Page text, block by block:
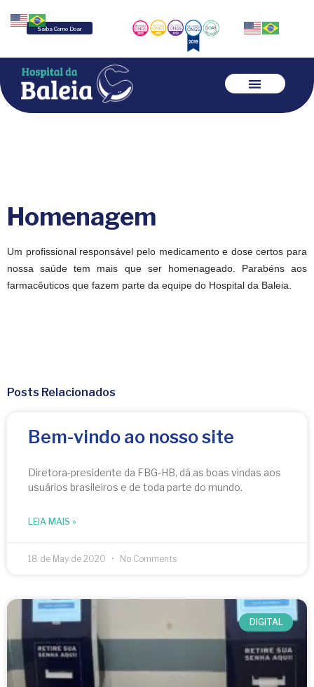
Saiba Como Doar
Homenagem
Um profissional responsável pelo medicamento e dose certos para
nossa saúde tem mais que ser homenageado. Parabéns aos
farmacêuticos que fazem parte da equipe do Hospital da Baleia.
Posts Relacionados
Bem-vindo ao nosso site
Diretora-presidente da FBG-HB, dá as boas vindas aos
usuários brasileiros e de toda parte do mundo.
LEIA MAIS »
18 de May de 2020 No Comments
DIGITAL